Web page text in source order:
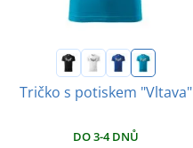
Tričko s potiskem "Vltava"
DO 3-4 DNŮ